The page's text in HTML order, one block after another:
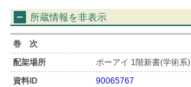
所蔵情報を非表示
ポーアイ 1階新書(学術系)
90065767